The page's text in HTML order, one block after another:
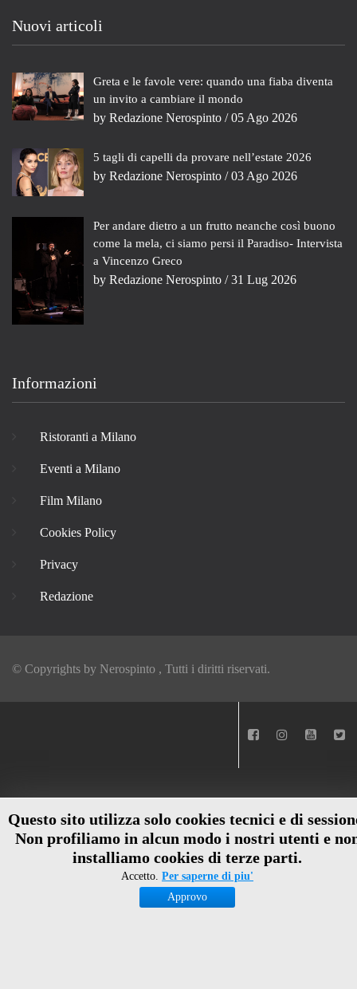
Questo sito utilizza solo cookies tecnici e di
Non profiliamo in alcun modo i nostri utenti e
installiamo cookies di terze parti.
Accetto. Per saperne di piu'
Approvo
Nuovi articoli
Greta e le favole vere: quando una fiaba diventa
un invito a cambiare il mondo
by Redazione Nerospinto / 05 Ago 2026
5 tagli di capelli da provare nell’estate 2026
by Redazione Nerospinto / 03 Ago 2026
Per andare dietro a un frutto neanche così buono
come la mela, ci siamo persi il Paradiso- Intervista
a Vincenzo Greco
by Redazione Nerospinto / 31 Lug 2026
Informazioni
Ristoranti a Milano
Eventi a Milano
Film Milano
Cookies Policy
Privacy
Redazione
© Copyrights by Nerospinto , Tutti i diritti riservati.